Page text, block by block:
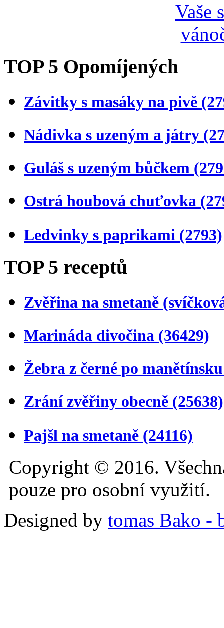
TOP 5 Opomíjených
Závitky s masáky na pivě
Nádivka s uzeným a játry
Guláš s uzeným bůčkem
Ostrá houbová chuťovka
Ledvinky s paprikami (2793)
TOP 5 receptů
Zvěřina na smetaně
Marináda divočina (36429)
Žebra z černé po
Zrání zvěřiny obecně (25638)
Pajšl na smetaně (24116)
Copyright © 2016.
pouze pro osobní využití.
Designed by tomas Bako -